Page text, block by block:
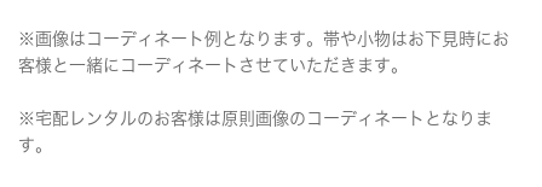
※画像はコーディネート例となります。帯や小物はお下見時にお
客様と一緒にコーディネートさせていただきます。
※宅配レンタルのお客様は原則画像のコーディネートとなりま
す。